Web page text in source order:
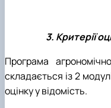
3. Критерії
Програма
складається із 2
оцінку у відомість.